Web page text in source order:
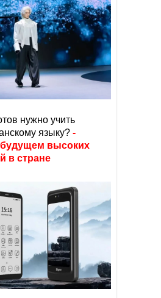
нужно учить
языку? -
будущем высоких
в стране